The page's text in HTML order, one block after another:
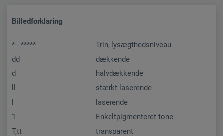
Billedforklaring
* - *****
Trin, lysægthedsniveau
dd
dækkende
d
halvdækkende
stærkt laserende
laserende
1
Enkeltpigmenteret tone
T,tt
transparent